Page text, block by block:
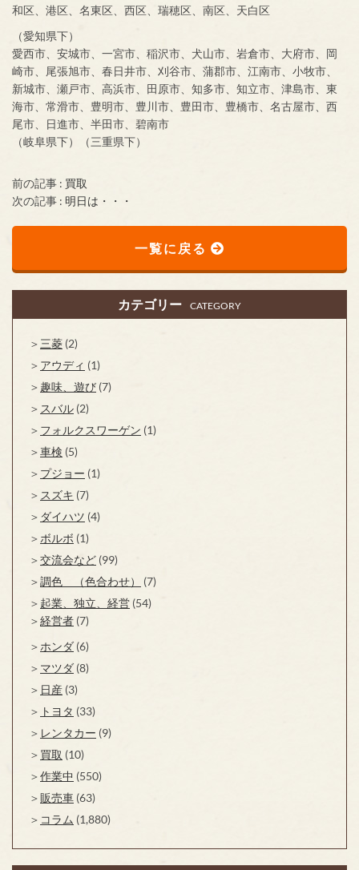
和区、港区、名東区、西区、瑞穂区、南区、天白区
（愛知県下）
愛西市、安城市、一宮市、稲沢市、犬山市、岩倉市、大府市、岡
崎市、尾張旭市、春日井市、刈谷市、蒲郡市、江南市、小牧市、
新城市、瀬戸市、高浜市、田原市、知多市、知立市、津島市、東
海市、常滑市、豊明市、豊川市、豊田市、豊橋市、名古屋市、西
尾市、日進市、半田市、碧南市
（岐阜県下）（三重県下）
前の記事 : 買取
次の記事 : 明日は・・・
一覧に戻る
カテゴリー CATEGORY
三菱 (2)
アウディ (1)
趣味、遊び (7)
スバル (2)
フォルクスワーゲン (1)
車検 (5)
プジョー (1)
スズキ (7)
ダイハツ (4)
ボルボ (1)
交流会など (99)
調色 （色合わせ）
(7)
起業、独立、経営 (54)
経営者 (7)
ホンダ (6)
マツダ (8)
日産 (3)
トヨタ (33)
レンタカー (9)
買取 (10)
作業中 (550)
販売車 (63)
コラム (1,880)